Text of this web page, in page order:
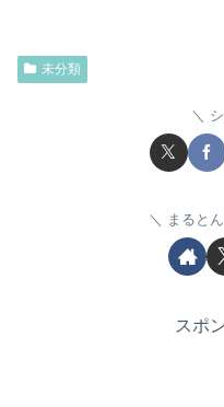
未分類
まると
スポ